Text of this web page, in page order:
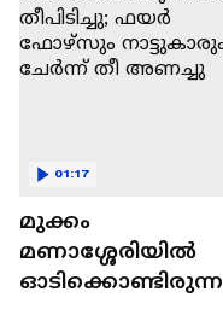
മുക്കം
മണാശ്ശേരിയിൽ
ഓടിക്കൊണ്ടിരുന്ന
01:17